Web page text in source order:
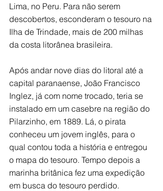
Lima, no Peru. Para não serem
descobertos, esconderam o tesouro na
Ilha de Trindade, mais de 200 milhas
da costa litorânea brasileira.
Após andar nove dias do litoral até a
capital paranaense, João Francisco
Inglez, já com nome trocado, teria se
instalado em um casebre na região do
Pilarzinho, em 1889. Lá, o pirata
conheceu um jovem inglês, para o
qual contou toda a história e entregou
o mapa do tesouro. Tempo depois a
marinha britânica fez uma expedição
em busca do tesouro perdido.